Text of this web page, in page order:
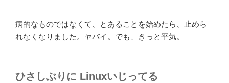
病的なものではなくて、とあることを始めたら、止めら
れなくなりました。ヤバイ。でも、きっと平気。
ひさしぶりに Linuxいじってる